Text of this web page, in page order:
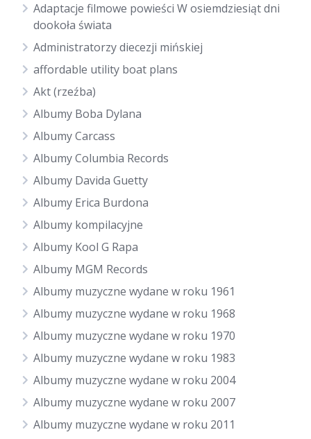
Adaptacje filmowe powieści W osiemdziesiąt dni
dookoła świata
Administratorzy diecezji mińskiej
affordable utility boat plans
Akt (rzeźba)
Albumy Boba Dylana
Albumy Carcass
Albumy Columbia Records
Albumy Davida Guetty
Albumy Erica Burdona
Albumy kompilacyjne
Albumy Kool G Rapa
Albumy MGM Records
Albumy muzyczne wydane w roku 1961
Albumy muzyczne wydane w roku 1968
Albumy muzyczne wydane w roku 1970
Albumy muzyczne wydane w roku 1983
Albumy muzyczne wydane w roku 2004
Albumy muzyczne wydane w roku 2007
Albumy muzyczne wydane w roku 2011